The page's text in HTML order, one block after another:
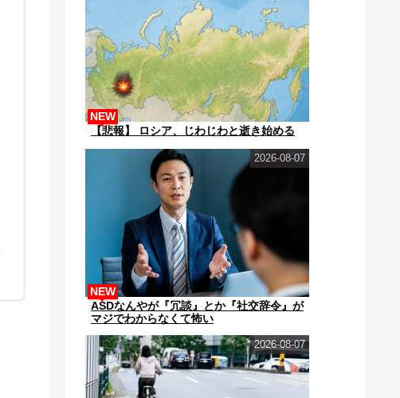
【悲報】 ロシア、じわじわと逝き始める
NEW
ASDなんやが『冗談』とか『社交辞令』が
マジでわからなくて怖い
NEW
2026-08-07
2026-08-07